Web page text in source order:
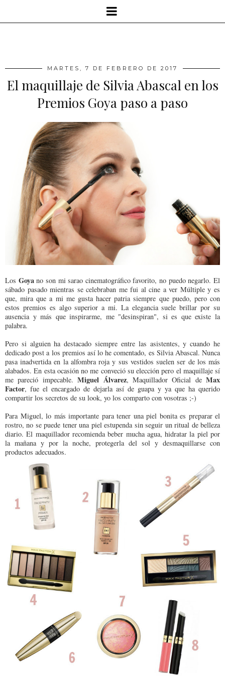
MARTES, 7 DE FEBRERO DE 2017
El maquillaje de Silvia Abascal en los
Premios Goya paso a paso
Los Goyano son mi sarao cinematográfico favorito, no puedo negarlo. El
sábado pasado mientras se celebraban me fui al cine a ver Múltiple y es
que, mira que a mi me gusta hacer patria siempre que puedo, pero con
estos premios es algo superior a mi. La elegancia suele brillar por su
ausencia y más que inspirarme, me "desinspiran", si es que existe la
palabra.
Pero si alguien ha destacado siempre entre las asistentes, y cuando he
dedicado post a los premios así lo he comentado, es Silvia Abascal. Nunca
pasa inadvertida en la alfombra roja y sus vestidos suelen ser de los más
alabados. En esta ocasión no me conveció su elección pero el maquillaje sí
me pareció impecable.Miguel Álvarez, Maquillador Oficial de Max
Factor, fue el encargado de dejarla así de guapa y ya que ha querido
compartir los secretos de su look, yo los comparto con vosotras ;-)
Para Miguel, lo más importante para tener una piel bonita es preparar el
rostro, no se puede tener una piel estupenda sin seguir un ritual de belleza
diario. El maquillador recomienda beber mucha agua, hidratar la piel por
la mañana y por la noche, protegerla del sol y desmaquillarse con
productos adecuados.